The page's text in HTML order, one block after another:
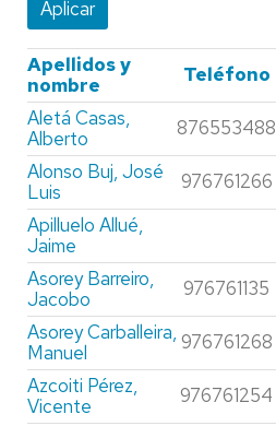
Apellidos y
nombre
Teléfono
Aletá Casas,
Alberto
876553488
Alonso Buj, José
Luis
976761266
Apilluelo Allué,
Jaime
Asorey Barreiro,
Jacobo
976761135
Asorey Carballeira,
Manuel
976761268
Azcoiti Pérez,
Vicente
976761254